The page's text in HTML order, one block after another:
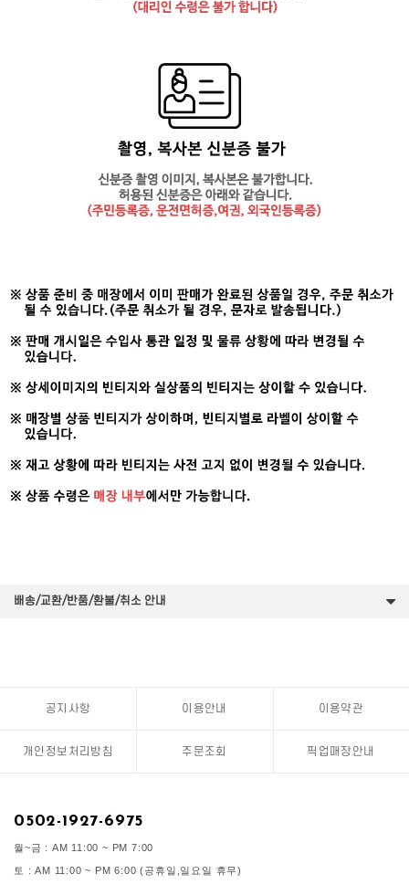
배송/교환/반품/환불/취소 안내
공지사항 이용안내 이용약관
개인정보처리방침 주문조회 픽업매장안내
0502-1927-6975
월~금 : AM 11:00 ~ PM 7:00
토 : AM 11:00 ~ PM 6:00 (공휴일,일요일 휴무)